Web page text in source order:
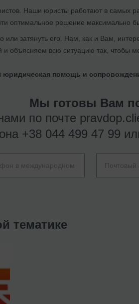
Наши юристы работают в самых
оптимальное решение максимально
или затянуть его. Нам, как и Вам,
объясняем всю ситуацию так, чтобы
помощь и
Мы готовы Вам
по почте
+38 044 499 47 99
тематике